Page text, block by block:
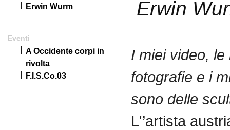
Erwin Wurm
Eventi
A Occidente corpi in
rivolta
F.I.S.Co.03
Erwin
I miei video, le
fotografie e i
sono delle
L'’artista